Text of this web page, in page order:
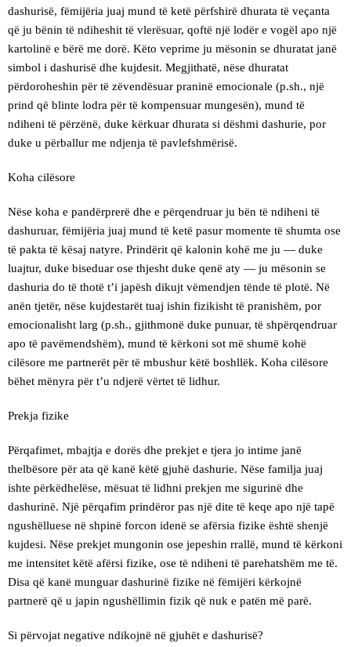
dashurisë, fëmijëria juaj mund të ketë përfshirë dhurata të veçanta
që ju bënin të ndiheshit të vlerësuar, qoftë një lodër e vogël apo një
kartolinë e bërë me dorë. Këto veprime ju mësonin se dhuratat janë
simbol i dashurisë dhe kujdesit. Megjithatë, nëse dhuratat
përdoroheshin për të zëvendësuar praninë emocionale (p.sh., një
prind që blinte lodra për të kompensuar mungesën), mund të
ndiheni të përzënë, duke kërkuar dhurata si dëshmi dashurie, por
duke u përballur me ndjenja të pavlefshmërisë.
Koha cilësore
Nëse koha e pandërprerë dhe e përqendruar ju bën të ndiheni të
dashuruar, fëmijëria juaj mund të ketë pasur momente të shumta ose
të pakta të kësaj natyre. Prindërit që kalonin kohë me ju — duke
luajtur, duke biseduar ose thjesht duke qenë aty — ju mësonin se
dashuria do të thotë t’i japësh dikujt vëmendjen tënde të plotë. Në
anën tjetër, nëse kujdestarët tuaj ishin fizikisht të pranishëm, por
emocionalisht larg (p.sh., gjithmonë duke punuar, të shpërqendruar
apo të pavëmendshëm), mund të kërkoni sot më shumë kohë
cilësore me partnerët për të mbushur këtë boshllëk. Koha cilësore
bëhet mënyra për t’u ndjerë vërtet të lidhur.
Prekja fizike
Përqafimet, mbajtja e dorës dhe prekjet e tjera jo intime janë
thelbësore për ata që kanë këtë gjuhë dashurie. Nëse familja juaj
ishte përkëdhelëse, mësuat të lidhni prekjen me sigurinë dhe
dashurinë. Një përqafim prindëror pas një dite të keqe apo një tapë
ngushëlluese në shpinë forcon idenë se afërsia fizike është shenjë
kujdesi. Nëse prekjet mungonin ose jepeshin rrallë, mund të kërkoni
me intensitet këtë afërsi fizike, ose të ndiheni të parehatshëm me të.
Disa që kanë munguar dashurinë fizike në fëmijëri kërkojnë
partnerë që u japin ngushëllimin fizik që nuk e patën më parë.
Si përvojat negative ndikojnë në gjuhët e dashurisë?